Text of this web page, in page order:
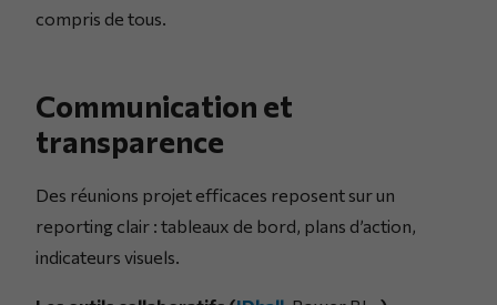
compris de tous.
Communication et
transparence
Des réunions projet efficaces reposent sur un
reporting clair : tableaux de bord, plans d’action,
indicateurs visuels.